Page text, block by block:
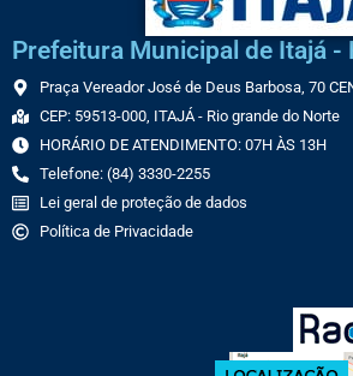
Prefeitura Municipal de Itajá -
Praça Vereador José de Deus Barbosa, 70
CEP: 59513-000, ITAJÁ - Rio grande do Norte
HORÁRIO DE ATENDIMENTO: 07H ÀS 13H
Telefone: (84) 3330-2255
Lei geral de proteção de dados
Política de Privacidade